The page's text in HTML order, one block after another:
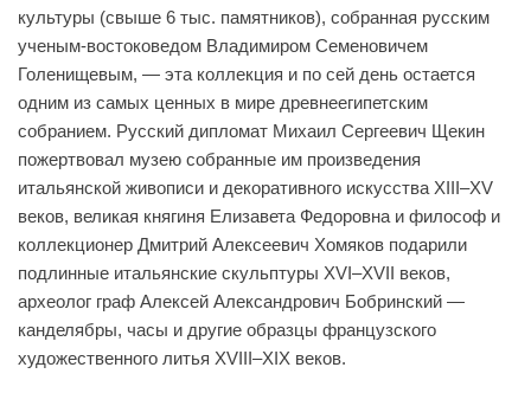
культуры (свыше 6 тыс. памятников), собранная русским
ученым-востоковедом Владимиром Семеновичем
Голенищевым, — эта коллекция и по сей день остается
одним из самых ценных в мире древнеегипетским
собранием. Русский дипломат Михаил Сергеевич Щекин
пожертвовал музею собранные им произведения
итальянской живописи и декоративного искусства XIII–XV
веков, великая княгиня Елизавета Федоровна и философ и
коллекционер Дмитрий Алексеевич Хомяков подарили
подлинные итальянские скульптуры XVI–XVII веков,
археолог граф Алексей Александрович Бобринский —
канделябры, часы и другие образцы французского
художественного литья XVIII–XIX веков.